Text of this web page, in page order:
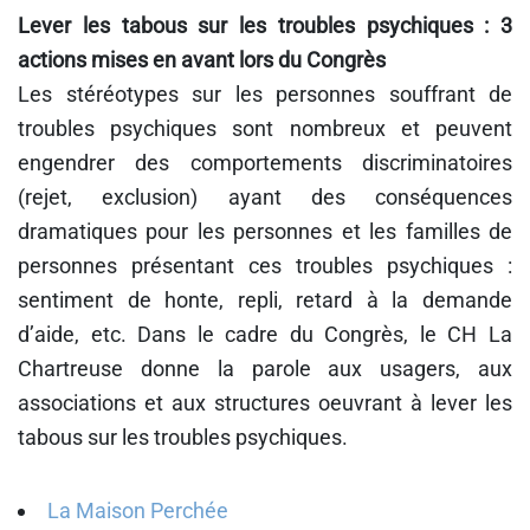
Lever les tabous sur les troubles psychiques : 3
actions mises en avant lors du Congrès
Les stéréotypes sur les personnes souffrant de
troubles psychiques sont nombreux et peuvent
engendrer des comportements discriminatoires
(rejet, exclusion) ayant des conséquences
dramatiques pour les personnes et les familles de
personnes présentant ces troubles psychiques :
sentiment de honte, repli, retard à la demande
d’aide, etc. Dans le cadre du Congrès, le CH La
Chartreuse donne la parole aux usagers, aux
associations et aux structures oeuvrant à lever les
tabous sur les troubles psychiques.
La Maison Perchée